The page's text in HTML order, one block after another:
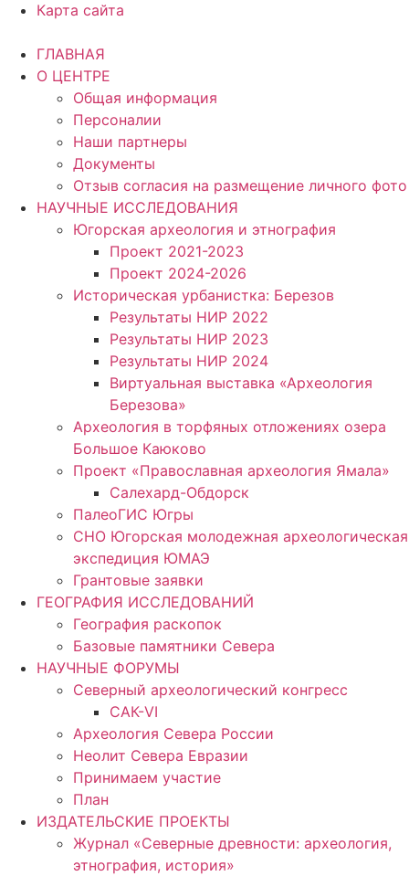
Карта сайта
ГЛАВНАЯ
О ЦЕНТРЕ
Общая информация
Персоналии
Наши партнеры
Документы
Отзыв согласия на размещение личного фото
НАУЧНЫЕ ИССЛЕДОВАНИЯ
Югорская археология и этнография
Проект 2021-2023
Проект 2024-2026
Историческая урбанистка: Березов
Результаты НИР 2022
Результаты НИР 2023
Результаты НИР 2024
Виртуальная выставка «Археология
Березова»
Археология в торфяных отложениях озера
Большое Каюково
Проект «Православная археология Ямала»
Салехард-Обдорск
ПалеоГИС Югры
СНО Югорская молодежная археологическая
экспедиция ЮМАЭ
Грантовые заявки
ГЕОГРАФИЯ ИССЛЕДОВАНИЙ
География раскопок
Базовые памятники Севера
НАУЧНЫЕ ФОРУМЫ
Северный археологический конгресс
САК-VI
Археология Севера России
Неолит Севера Евразии
Принимаем участие
План
ИЗДАТЕЛЬСКИЕ ПРОЕКТЫ
Журнал «Северные древности: археология,
этнография, история»